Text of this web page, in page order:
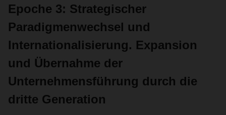
Epoche 3: Strategischer
Paradigmenwechsel und
Internationalisierung. Expansion
und Übernahme der
Unternehmensführung durch die
dritte Generation